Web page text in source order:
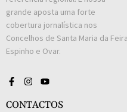
grande aposta uma forte
cobertura jornalística nos
Concelhos de Santa Maria da
Espinho e Ovar.
CONTACTOS